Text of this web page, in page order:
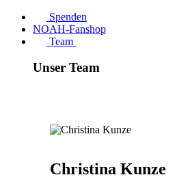
Spenden
NOAH-Fanshop
Team
Unser Team
Christina Kunze